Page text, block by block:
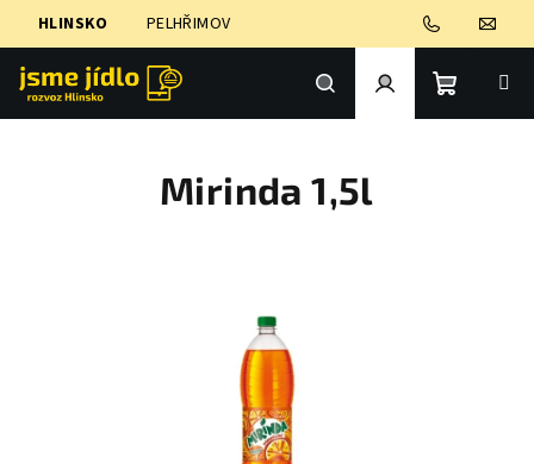
HLINSKO PELHŘIMOV
Hledat PřihlášeníNákupní
Mirinda 1,5l